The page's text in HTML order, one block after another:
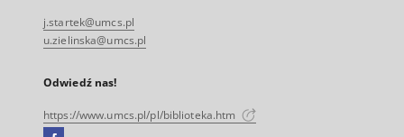
j.startek@umcs.pl
u.zielinska@umcs.pl
Odwiedź nas!
https://www.umcs.pl/pl/biblioteka.htm